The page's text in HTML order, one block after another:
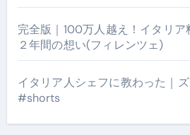
完全版｜100万人越え！イタリア
２年間の想い(フィレンツェ)
イタリア人シェフに教わった｜
#shorts